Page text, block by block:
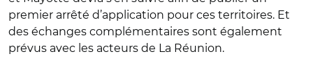
premier arrêté d’application pour ces territoires. Et
des échanges complémentaires sont également
prévus avec les acteurs de La Réunion.